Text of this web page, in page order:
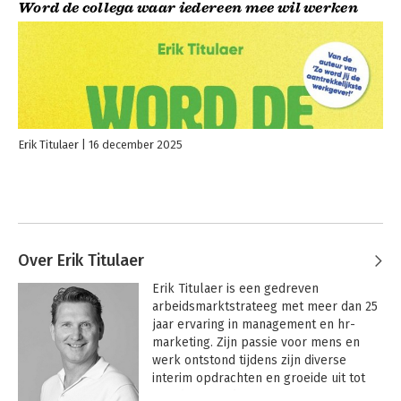
Word de collega waar iedereen mee wil werken
Erik Titulaer 16 december 2025
Over Erik Titulaer
Erik Titulaer is een gedreven
arbeidsmarktstrateeg met meer dan 25
jaar ervaring in management en hr-
marketing. Zijn passie voor mens en
werk ontstond tijdens zijn diverse
interim opdrachten en groeide uit tot